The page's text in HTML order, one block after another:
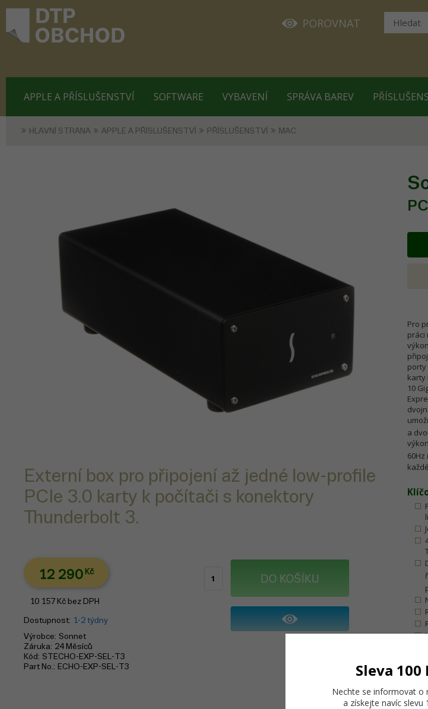
POROVNAT
APPLE A PŘÍSLUŠENSTVÍ SOFTWARE VYBAVENÍ SPRÁVA BAREV
HLAVNÍ STRANA APPLE A PŘÍSLUŠENSTVÍ PŘÍSLUŠENSTVÍ MAC
Externí box pro připojení až jedné low-profile
PCIe 3.0 karty k počítači s konektory
Thunderbolt 3.
12 290 Kč
10 157 Kč bez DPH
Dostupnost 1-2 týdny
Výrobce Sonnet
Záruka 24 Měsíců
Kód
STECHO-EXP-SEL-T3
Part No.
ECHO-EXP-SEL-T3
DO KOŠÍKU
Pro
práci
karty
10
a
Sleva 100
Nechte se informovat o
a získejte navíc slevu